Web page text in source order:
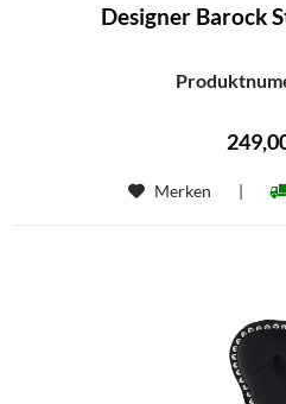
Designer Barock
Merken |